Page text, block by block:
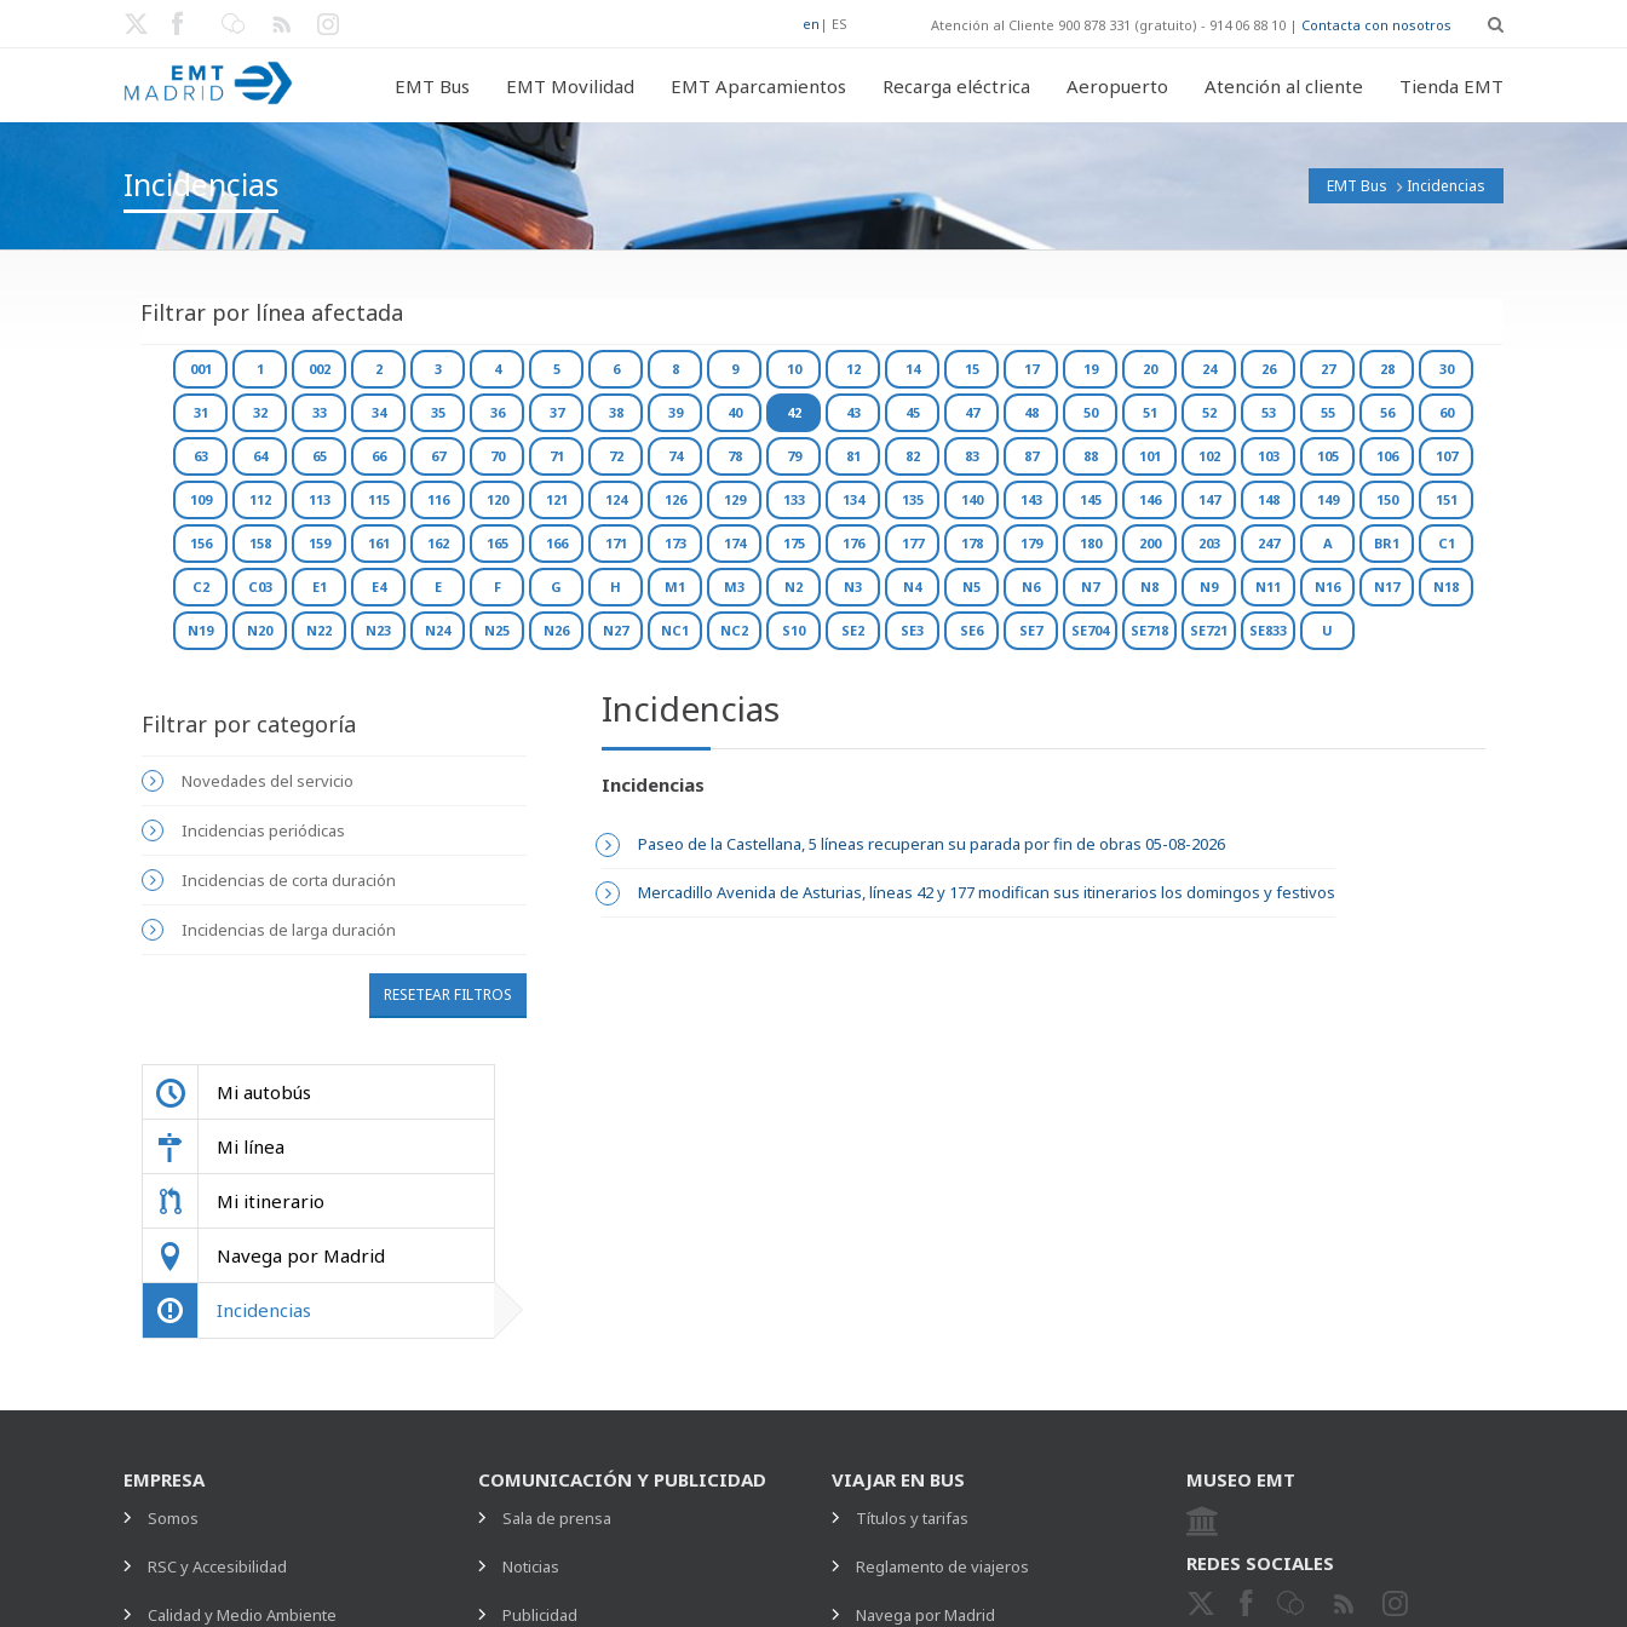
en | ES Atención al Cliente 900 878 331 (gratuito) - 914 06 88 10 | Contacta con nosotros
EMT Bus EMT Movilidad EMT Aparcamientos Recarga eléctrica Aeropuerto Atención al cliente Tienda EMT
Incidencias EMT Bus Incidencias
Filtrar por línea afectada
001 1 002 2 3 4 5 6 8 9 10 12 14 15 17 19 20 24 26 27 28 30
31 32 33 34 35 36 37 38 39 40 42 43 45 47 48 50 51 52 53 55 56 60
63 64 65 66 67 70 71 72 74 78 79 81 82 83 87 88 101 102 103 105 106 107
109 112 113 115 116 120 121 124 126 129 133 134 135 140 143 145 146 147 148 149 150 151
156 158 159 161 162 165 166 171 173 174 175 176 177 178 179 180 200 203 247 A BR1 C1
C2 C03 E1 E4 E F G H M1 M3 N2 N3 N4 N5 N6 N7 N8 N9 N11 N16 N17 N18
N19 N20 N22 N23 N24 N25 N26 N27 NC1 NC2 S10 SE2 SE3 SE6 SE7 SE704 SE718 SE721 SE833 U
Filtrar por categoría
Novedades del servicio
Incidencias periódicas
Incidencias de corta duración
Incidencias de larga duración
RESETEAR FILTROS
Mi autobús
Mi línea
Mi itinerario
Navega por Madrid
Incidencias
Incidencias
Incidencias
Paseo de la Castellana, 5 líneas recuperan su parada por fin de obras 05-08-2026
Mercadillo Avenida de Asturias, líneas 42 y 177 modifican sus itinerarios los domingos y festivos
EMPRESA
Somos
RSC y Accesibilidad
Calidad y Medio Ambiente
COMUNICACIÓN Y PUBLICIDAD
Sala de prensa
Noticias
Publicidad
VIAJAR EN BUS
Títulos y tarifas
Reglamento de viajeros
Navega por Madrid
MUSEO EMT
REDES SOCIALES